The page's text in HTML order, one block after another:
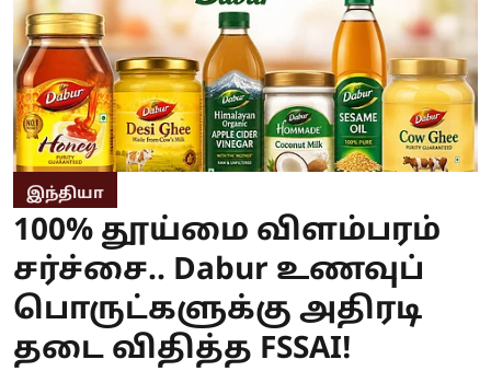
இந்தியா
100% தூய்மை விளம்பரம்
சர்ச்சை.. Dabur உணவுப்
பொருட்களுக்கு அதிரடி
தடை விதித்த FSSAI!